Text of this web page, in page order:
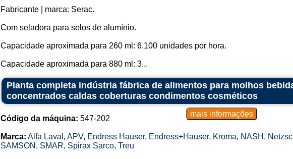
Fabricante | marca: Serac.
Com seladora para selos de alumínio.
Capacidade aproximada para 260 ml: 6.100 unidades por hora.
Capacidade aproximada para 880 ml: 3...
Planta completa indústria fábrica de alimentos para molhos
concentrados caldas coberturas condimentos cosméticos
Código da máquina: 547-202
Marca: Alfa Laval , APV, Endress Hauser, Endress+Hauser, Kroma, NASH ,
SAMSON , SMAR, Spirax Sarco, Treu